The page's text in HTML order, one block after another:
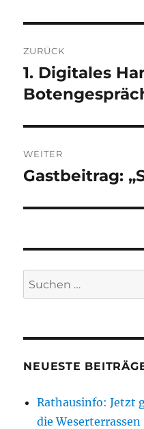
ZURÜCK
Vorheriger
Beitrag:
1. Digitales
WEITER
Nächster
Gastbeitrag:
Suchen
nach:
NEUESTE
Rathausinfo: Jetzt
die Weserterrassen